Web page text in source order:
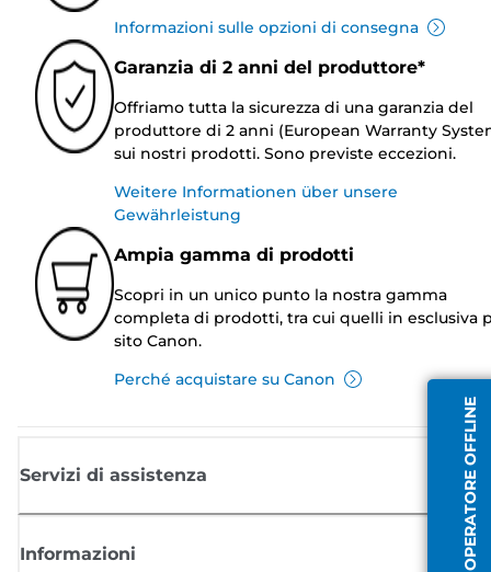
OPERATORE OFFLINE
Informazioni sulle opzioni di consegna
Garanzia di 2 anni del produttore*
Offriamo tutta la sicurezza di una garanzia del
produttore di 2 anni (European Warranty
sui nostri prodotti. Sono previste eccezioni.
Weitere Informationen über unsere
Gewährleistung
Ampia gamma di prodotti
Scopri in un unico punto la nostra gamma
completa di prodotti, tra cui quelli in esclusiva
sito Canon.
Perché acquistare su Canon
Servizi di assistenza
Informazioni